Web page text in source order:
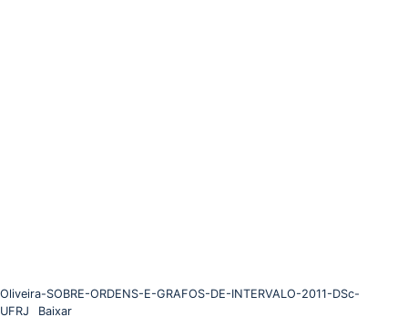
Oliveira-SOBRE-ORDENS-E-GRAFOS-DE-INTERVALO-2011-DSc-
UFRJ
Baixar